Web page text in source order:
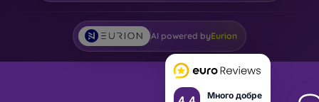
Много добре
AI powered byEurion